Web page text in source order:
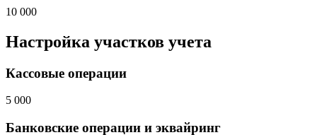
10 000
Настройка участков учета
Кассовые операции
5 000
Банковские операции и эквайринг